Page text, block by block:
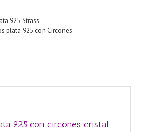
925 Strass
plata 925 con Circones
925 con circones cristal